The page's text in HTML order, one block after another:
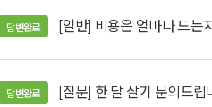
답변완료 [일반] 비용은 얼마나 드는
답변완료 [질문] 한 달 살기 문의드립